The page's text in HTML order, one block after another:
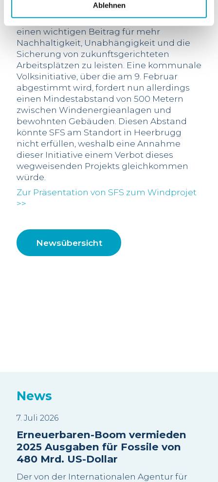
Ablehnen
SFS möchte mit der Windenergieanlage
ihre Eigenproduktion stärken, um somit
einen wichtigen Beitrag für mehr
Nachhaltigkeit, Unabhängigkeit und die
Sicherung von zukunftsgerichteten
Arbeitsplätzen zu leisten. Eine kommunale
Volksinitiative, über die am 9. Februar
abgestimmt wird, fordert nun allerdings
einen Mindestabstand von 500 Metern
zwischen Windenergieanlagen und
bewohnten Gebäuden. Diesen Abstand
könnte SFS am Standort in Heerbrugg
nicht erfüllen, weshalb eine Annahme
dieser Initiative einem Verbot dieses
wegweisenden Projekts gleichkommen
würde.
Zur Präsentation von SFS zum Windprojet
>>
Newsübersicht
News
7. Juli 2026
Erneuerbaren-Boom vermieden
2025 Ausgaben für Fossile von
480 Mrd. US-Dollar
Der von der Internationalen Agentur für